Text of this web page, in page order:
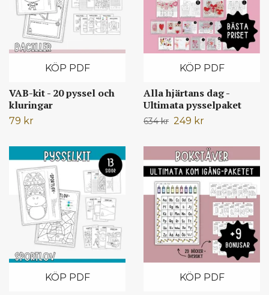
KÖP PDF
VAB-kit - 20 pyssel och
kluringar
79 kr
KÖP PDF
Alla hjärtans dag -
Ultimata pysselpaket
634 kr 249 kr
KÖP PDF KÖP PDF